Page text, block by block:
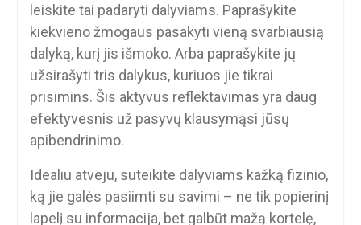
leiskite tai padaryti dalyviams. Paprašykite
kiekvieno žmogaus pasakyti vieną svarbiausią
dalyką, kurį jis išmoko. Arba paprašykite jų
užsirašyti tris dalykus, kuriuos jie tikrai
prisimins. Šis aktyvus reflektavimas yra daug
efektyvesnis už pasyvų klausymąsi jūsų
apibendrinimo.
Idealiu atveju, suteikite dalyviams kažką fizinio,
ką jie galės pasiimti su savimi – ne tik popierinį
lapelį su informacija, bet galbūt mažą kortelę,